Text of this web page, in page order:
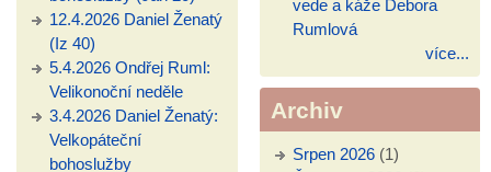
12.4.2026 Daniel Ženatý
(Iz 40)
5.4.2026 Ondřej Ruml:
Velikonoční neděle
3.4.2026 Daniel Ženatý:
Velkopáteční
bohoslužby
vede a káže Debora
Rumlová
více...
Archiv
Srpen 2026(1)